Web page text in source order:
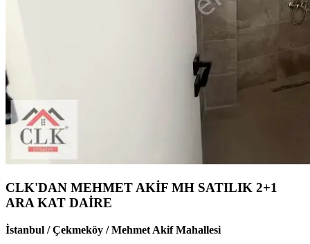
CLK'DAN MEHMET AKİF MH SATILIK 2+1
ARA KAT DAİRE
İstanbul / Çekmeköy / Mehmet Akif Mahallesi